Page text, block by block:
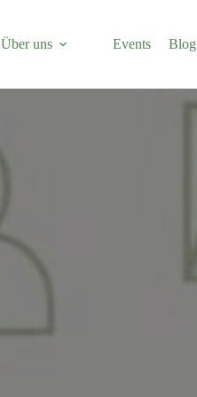
Über uns Events Blog